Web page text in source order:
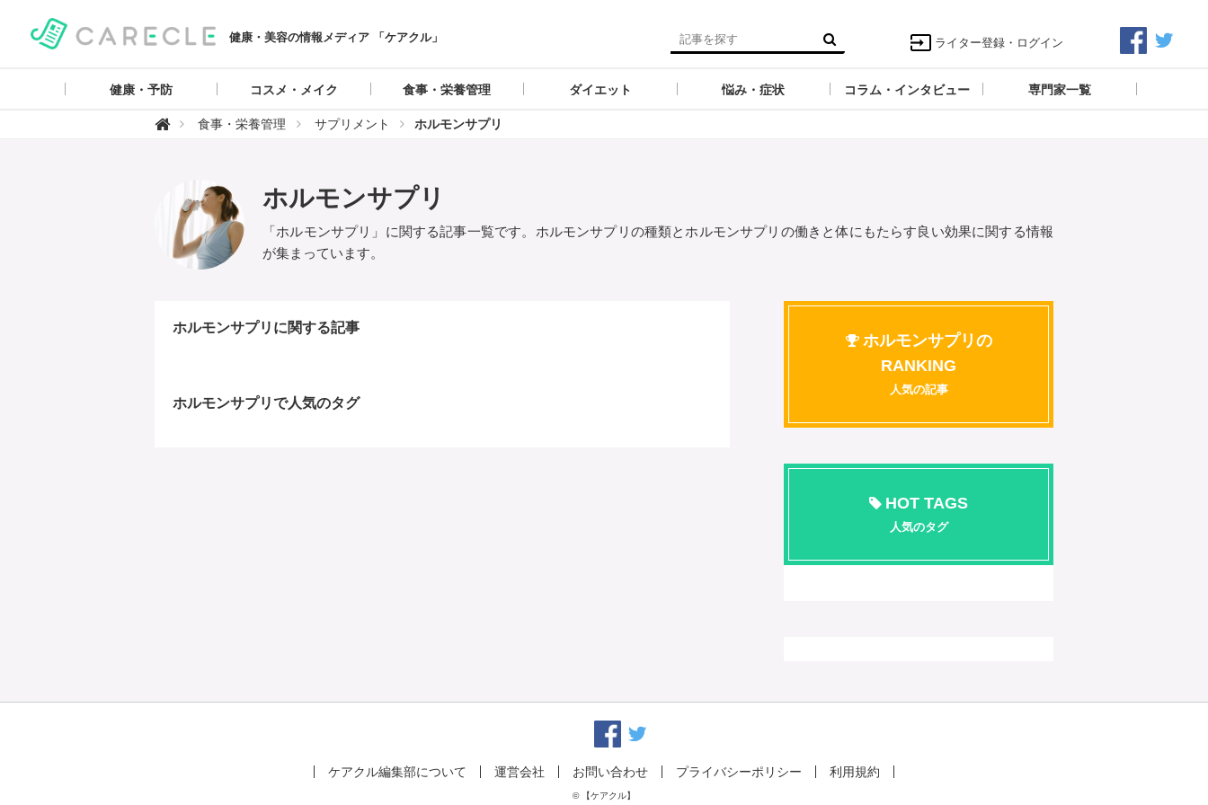
健康・美容の情報メディア 「ケアクル」 ライター登録・ログイン
健康・予防 コスメ・メイク 食事・栄養管理 ダイエット 悩み・症状 コラム・インタビュー 専門家一覧
【
食事・栄養管理 サプリメント ホルモンサプリ
ホルモンサプリ
「ホルモンサプリ」に関する記事一覧です。ホルモンサプリの種類とホルモンサプリの働きと体にもたらす良い効果に関する情報
が集まっています。
ホルモンサプリに関する記事
ホルモンサプリで人気のタグ
ホルモンサプリの
RANKING
人気の記事
HOT TAGS
人気のタグ
ケアクル編集部について 運営会社 お問い合わせ プライバシーポリシー 利用規約
© 【ケアクル】